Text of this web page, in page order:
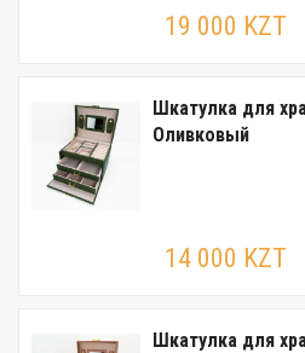
19 000 KZT
Шкатулка для
Оливковый
14 000 KZT
Шкатулка для